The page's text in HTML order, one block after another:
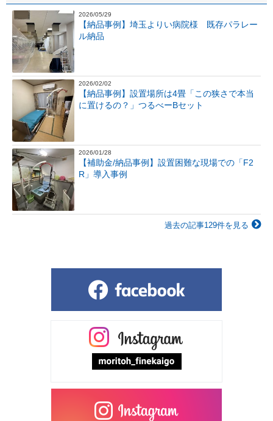
2026/05/29
【納品事例】埼玉よりい病院様 既存パラレー
ル納品
2026/02/02
【納品事例】設置場所は4畳「この狭さで本当
に置けるの？」つるべーBセット
2026/01/28
【補助金/納品事例】設置困難な現場での「F2
R」導入事例
過去の記事129件を見る